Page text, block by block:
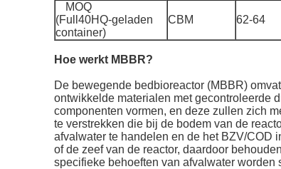
MOQ
(Full40HQ-geladen
container)
CBM 62-64
Hoe werkt MBBR?
De bewegende bedbioreactor (MBBR)
ontwikkelde materialen met gecontroleerde
componenten vormen, en deze zullen zich
te verstrekken die bij de bodem van de
afvalwater te handelen en de het BZV/COD
of de zeef van de reactor, daardoor
specifieke behoeften van afvalwater worden